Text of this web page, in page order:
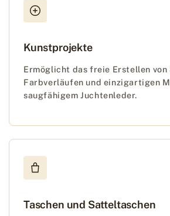
Kunstprojekte
Ermöglicht das freie Erstellen
Farbverläufen und einzigartigen
saugfähigem Juchtenleder.
Taschen und Satteltaschen